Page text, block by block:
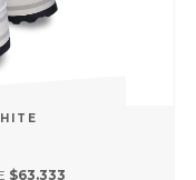
$63.333